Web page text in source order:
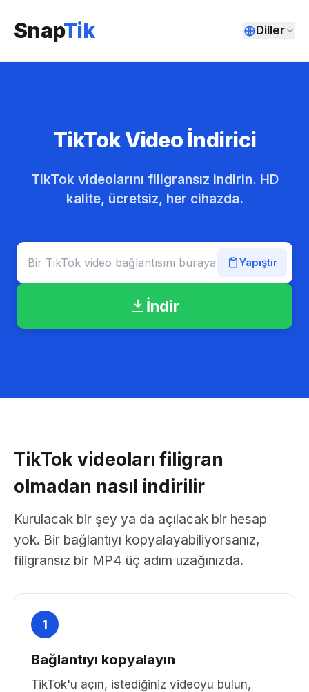
SnapTik Diller
TikTok Video İndirici
TikTok videolarını filigransız indirin. HD
kalite, ücretsiz, her cihazda.
Yapıştır
İndir
TikTok videoları filigran
olmadan nasıl indirilir
Kurulacak bir şey ya da açılacak bir hesap
yok. Bir bağlantıyı kopyalayabiliyorsanız,
filigransız bir MP4 üç adım uzağınızda.
1
Bağlantıyı kopyalayın
TikTok'u açın, istediğiniz videoyu bulun,